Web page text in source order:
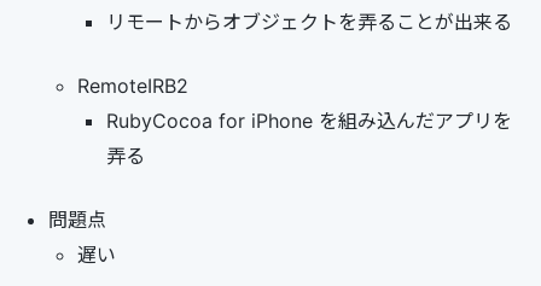
リモートからオブジェクトを弄ることが出来る
RemoteIRB2
RubyCocoa for iPhone を組み込んだアプリを
弄る
問題点
遅い